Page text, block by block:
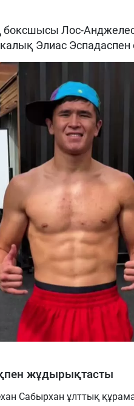
Лос-
Элиас Эспадаспен
жұдырықтасты
Сабырхан ұлттық